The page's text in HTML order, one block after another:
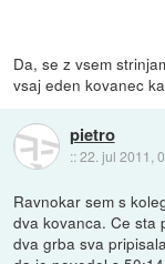
Da, se z vsem
vsaj eden kovanec
pietro
::22. jul 2011,
Ravnokar sem s
dva kovanca. Ce sta
dva grba sva